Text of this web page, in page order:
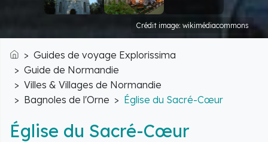
Crédit image: wikimédiacommons
Accueil
Guides de voyage Explorissima
Guide de Normandie
Villes & Villages de Normandie
Bagnoles de l'Orne
Église du Sacré-Cœur
Église du Sacré-Cœur